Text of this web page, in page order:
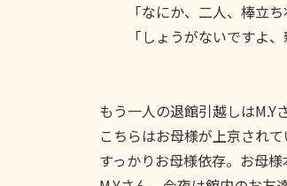
「なにか、二人、棒立ち
「しょうがないですよ、
もう一人の退館引越しはM.Y
こちらはお母様が上京されて
すっかりお母様依存。お母様